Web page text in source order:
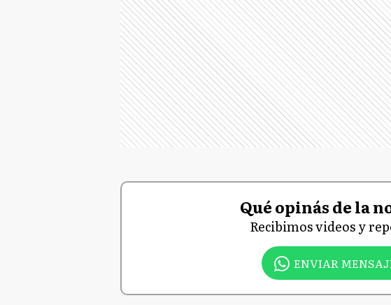
Qué opinás de la
Recibimos videos y
ENVIAR